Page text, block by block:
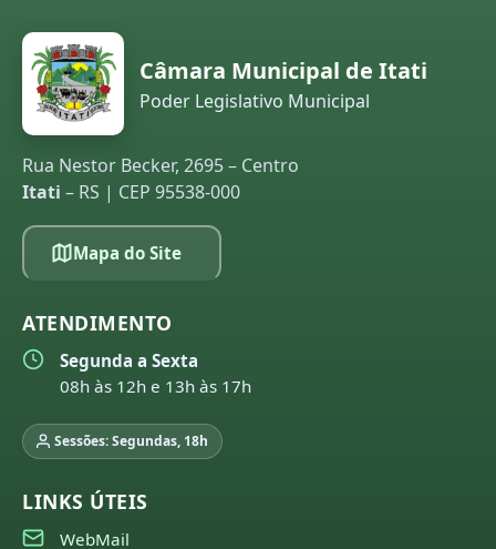
Câmara Municipal de Itati
Poder Legislativo Municipal
Rua Nestor Becker, 2695 – Centro
Itati – RS | CEP 95538-000
Mapa do Site
ATENDIMENTO
Segunda a Sexta
08h às 12h e 13h às 17h
Sessões: Segundas, 18h
LINKS ÚTEIS
WebMail